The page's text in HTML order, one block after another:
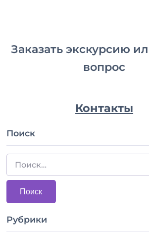
Заказать экскурсию
вопрос
Контакты
Поиск
Рубрики